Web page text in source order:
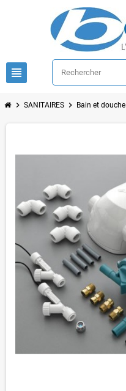
view_headline
chevron_right SANITAIRES chevron_right Bain et douche